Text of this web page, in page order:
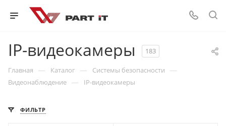
IP-видеокамеры 183
Главная — Каталог — Системы безопасности —
Видеонаблюдение — IP-видеокамеры
ФИЛЬТР